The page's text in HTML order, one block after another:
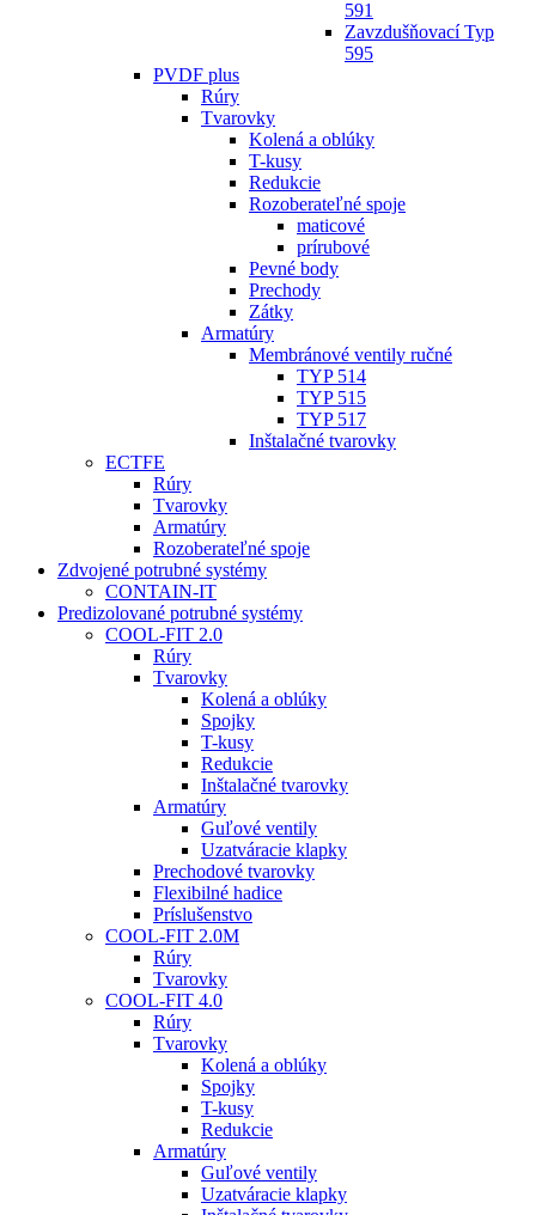
591
Zavzdušňovací Typ
595
PVDF plus
Rúry
Tvarovky
Kolená a oblúky
T-kusy
Redukcie
Rozoberateľné spoje
maticové
prírubové
Pevné body
Prechody
Zátky
Armatúry
Membránové ventily ručné
TYP 514
TYP 515
TYP 517
Inštalačné tvarovky
ECTFE
Rúry
Tvarovky
Armatúry
Rozoberateľné spoje
Zdvojené potrubné systémy
CONTAIN-IT
Predizolované potrubné systémy
COOL-FIT 2.0
Rúry
Tvarovky
Kolená a oblúky
Spojky
T-kusy
Redukcie
Inštalačné tvarovky
Armatúry
Guľové ventily
Uzatváracie klapky
Prechodové tvarovky
Flexibilné hadice
Príslušenstvo
COOL-FIT 2.0M
Rúry
Tvarovky
COOL-FIT 4.0
Rúry
Tvarovky
Kolená a oblúky
Spojky
T-kusy
Redukcie
Armatúry
Guľové ventily
Uzatváracie klapky